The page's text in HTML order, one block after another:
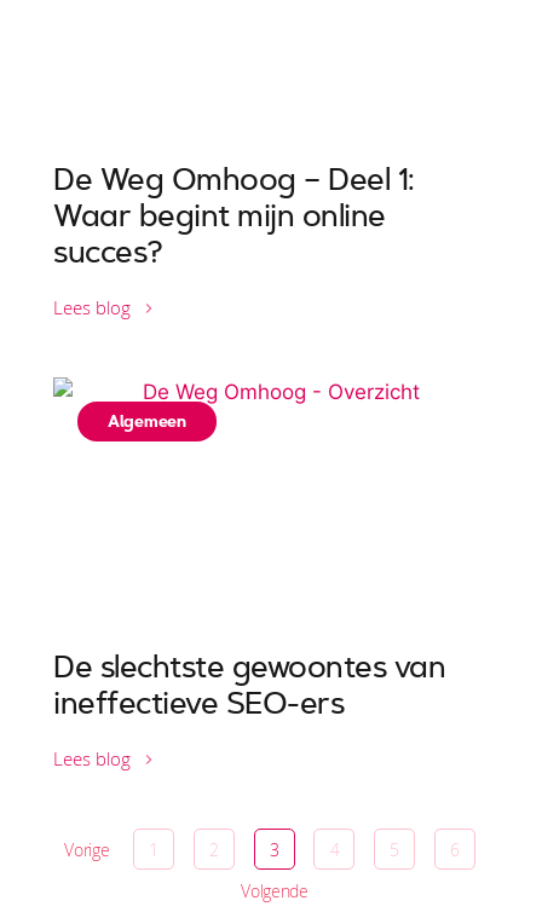
De Weg Omhoog – Deel 1:
Waar begint mijn online
succes?
Lees blog
De slechtste gewoontes van
ineffectieve SEO-ers
Algemeen
Lees blog
Vorige 1 2 3 4 5
6
Volgende